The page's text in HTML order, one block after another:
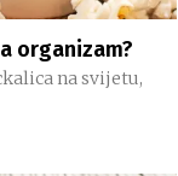
organizam?
na svijetu,